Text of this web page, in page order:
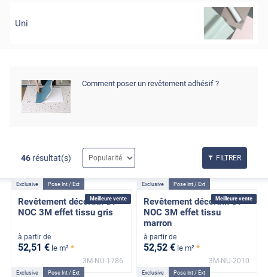
Uni
Comment poser un revêtement adhésif ?
46 résultat(s) FILTRER
Meilleure vente
Exclusive Pose Int / Ext
Revêtement décoratif DI-
NOC 3M effet tissu gris
à partir de
52,51 € le m² *
3M-NU-1786
Meilleure vente
Exclusive Pose Int / Ext
Revêtement décoratif DI-
NOC 3M effet tissu
marron
à partir de
52,52 € le m² *
3M-NU-2010
Exclusive Pose Int / Ext Exclusive Pose Int / Ext